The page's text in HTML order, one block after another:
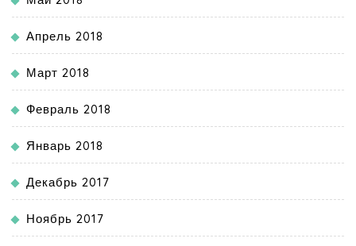
Апрель 2018
Март 2018
Февраль 2018
Январь 2018
Декабрь 2017
Ноябрь 2017